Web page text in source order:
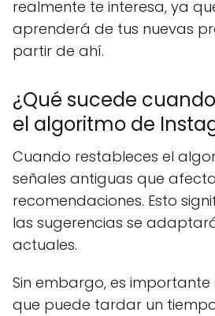
realmente te interesa, ya
aprenderá de tus nuevas
partir de ahí.
¿Qué sucede
el algoritmo de
Cuando restableces el
señales antiguas que
recomendaciones. Esto
las sugerencias se
actuales.
Sin embargo, es
que puede tardar un